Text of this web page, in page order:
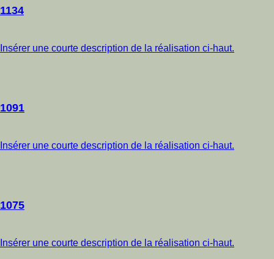
1134
Insérer une courte description de la réalisation ci-haut.
1091
Insérer une courte description de la réalisation ci-haut.
1075
Insérer une courte description de la réalisation ci-haut.